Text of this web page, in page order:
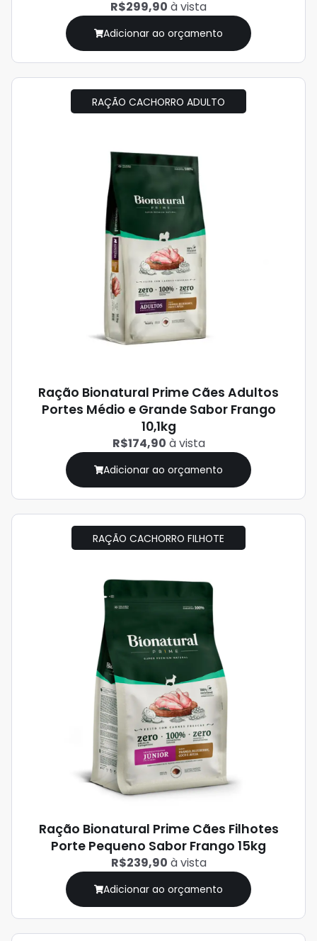
R$299,90 à vista
Adicionar ao orçamento
RAÇÃO CACHORRO ADULTO
Ração Bionatural Prime Cães Adultos
Portes Médio e Grande Sabor Frango
10,1kg
R$174,90 à vista
Adicionar ao orçamento
RAÇÃO CACHORRO FILHOTE
Ração Bionatural Prime Cães Filhotes
Porte Pequeno Sabor Frango 15kg
R$239,90 à vista
Adicionar ao orçamento